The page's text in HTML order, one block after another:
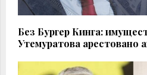
Без Бургер Кинга:
Утемуратова арестовано